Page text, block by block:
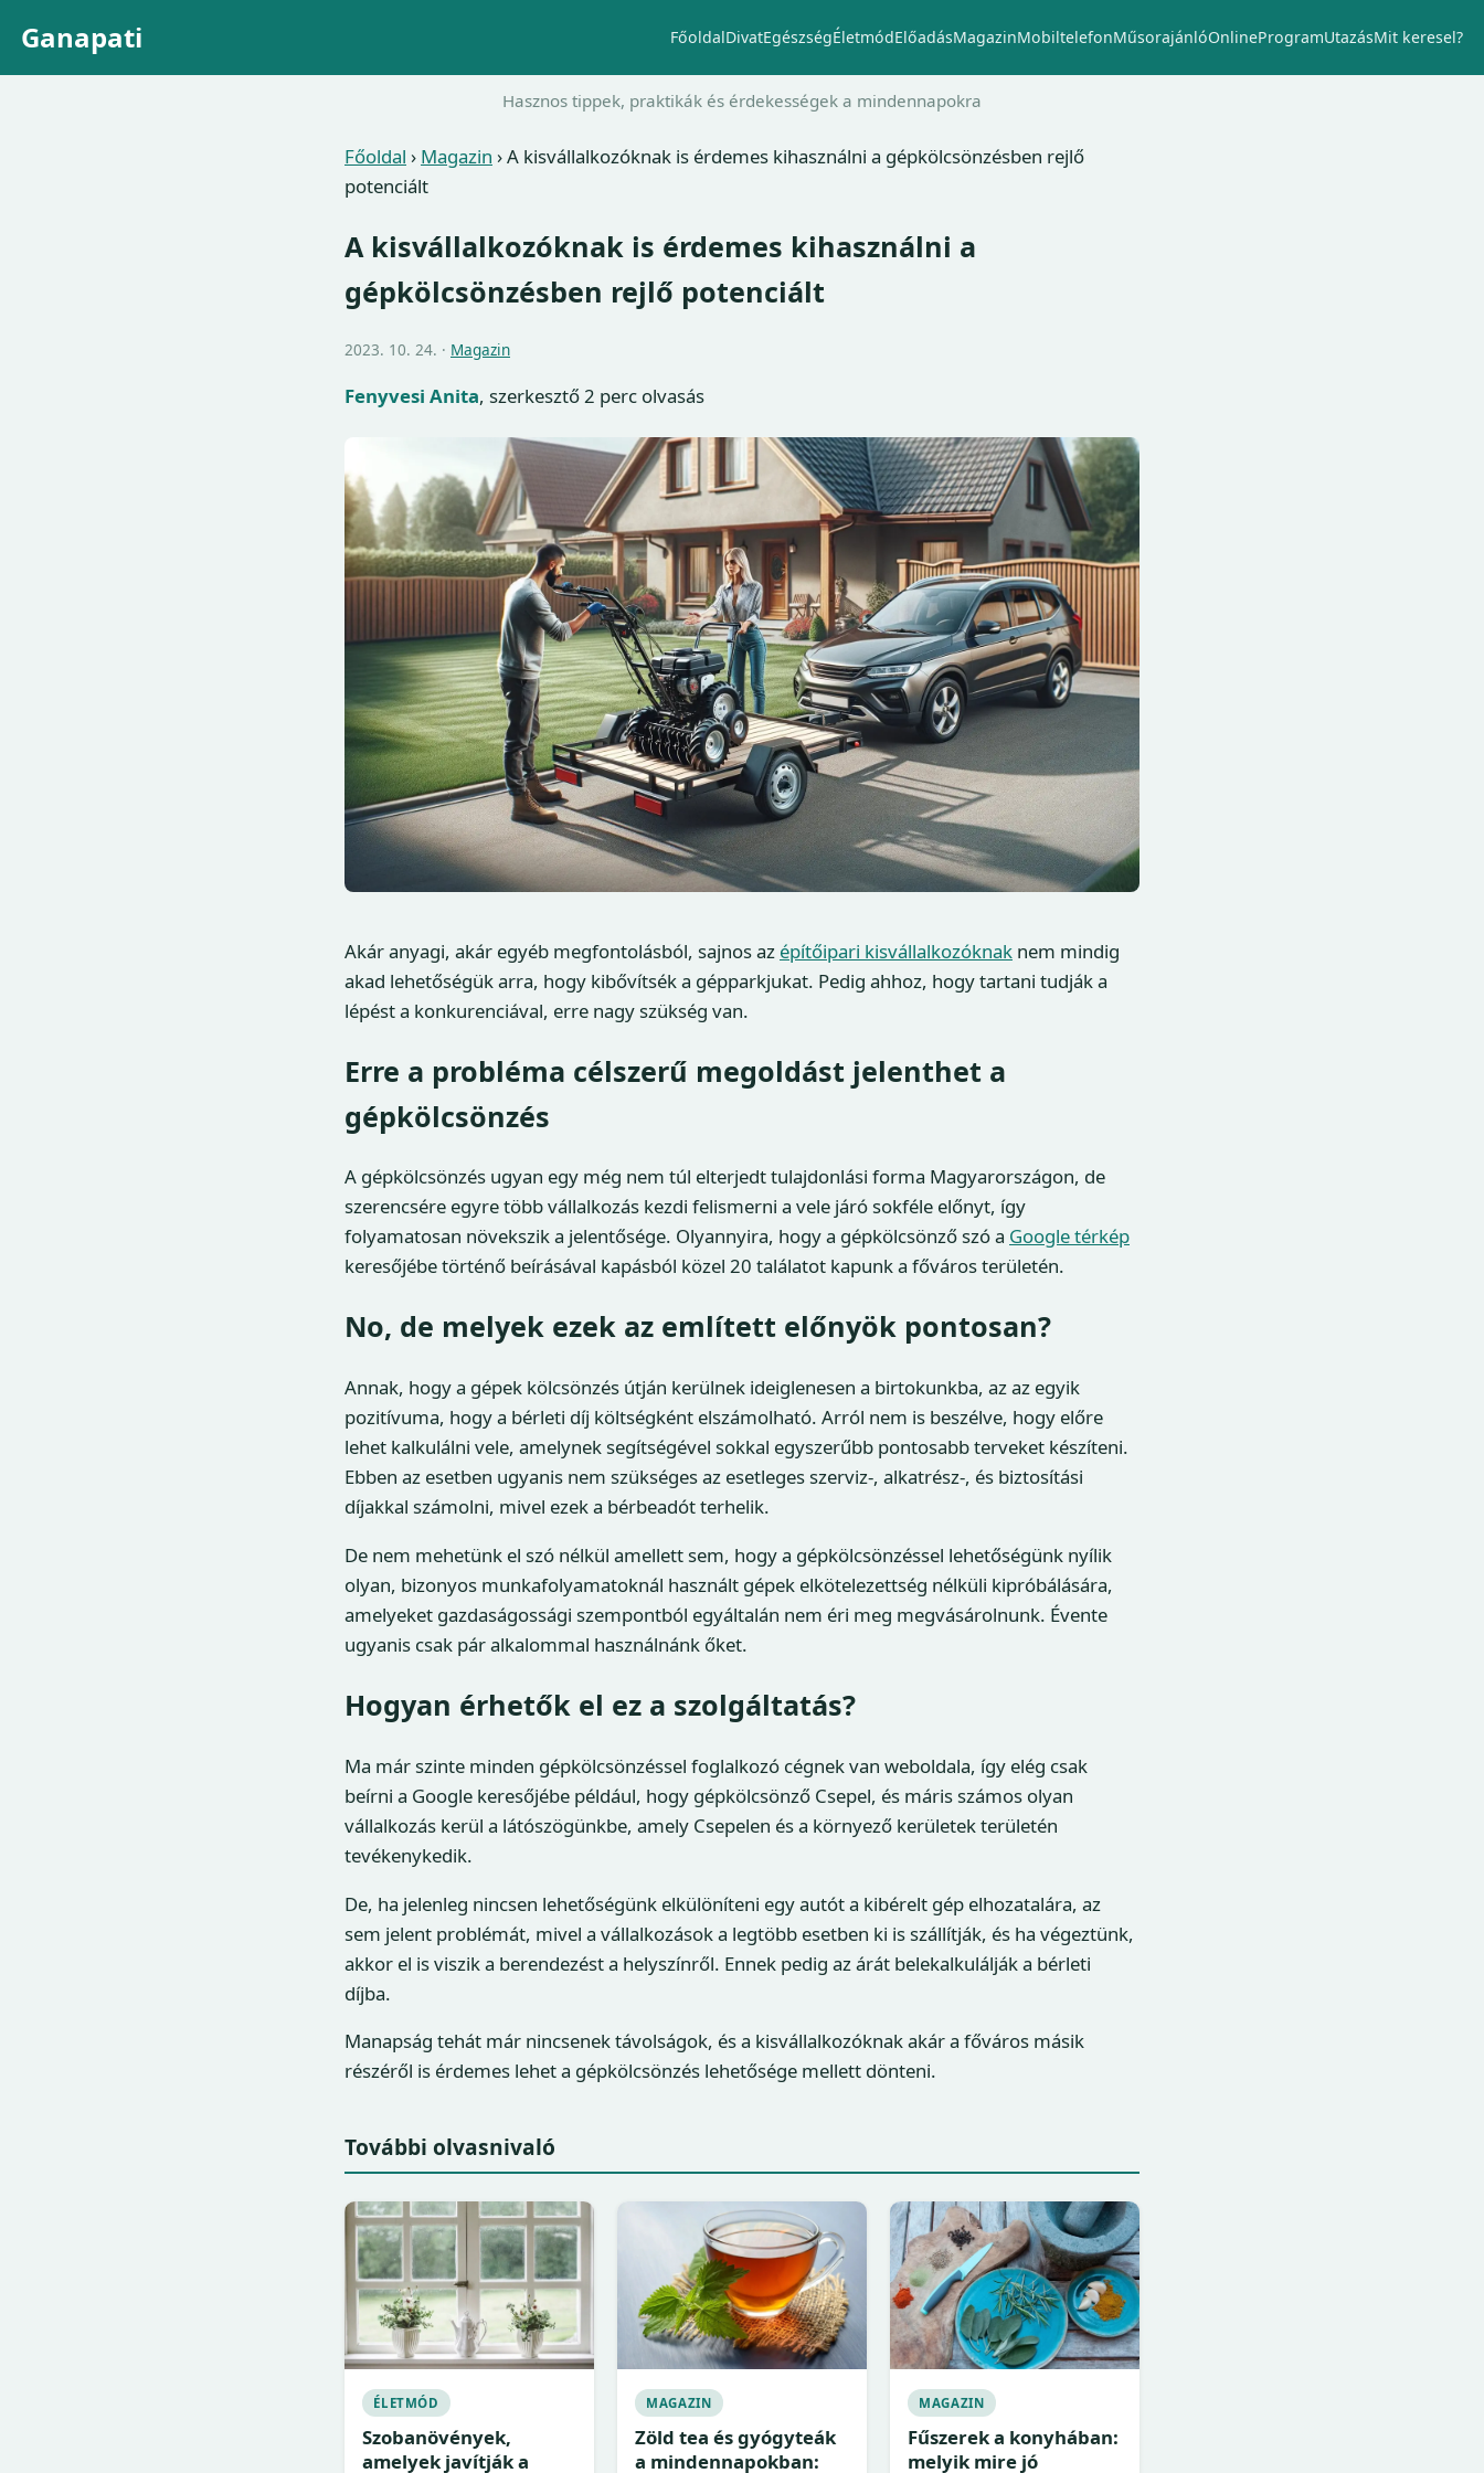
Ganapati FőoldalDivatEgészségÉletmódElőadásMagazinMobiltelefonMűsorajánlóOnlineProgramUtazásMit keresel?
Hasznos tippek, praktikák és érdekességek a mindennapokra
Főoldal › Magazin ›A kisvállalkozóknak is érdemes kihasználni a gépkölcsönzésben rejlő
potenciált
A kisvállalkozóknak is érdemes kihasználni a
gépkölcsönzésben rejlő potenciált
2023. 10. 24. · Magazin
Fenyvesi Anita, szerkesztő 2 perc olvasás
Akár anyagi, akár egyéb megfontolásból, sajnos az építőipari kisvállalkozóknak nem mindig
akad lehetőségük arra, hogy kibővítsék a gépparkjukat. Pedig ahhoz, hogy tartani tudják a
lépést a konkurenciával, erre nagy szükség van.
Erre a probléma célszerű megoldást jelenthet a
gépkölcsönzés
A gépkölcsönzés ugyan egy még nem túl elterjedt tulajdonlási forma Magyarországon, de
szerencsére egyre több vállalkozás kezdi felismerni a vele járó sokféle előnyt, így
folyamatosan növekszik a jelentősége. Olyannyira, hogy a gépkölcsönző szó a Google térkép
keresőjébe történő beírásával kapásból közel 20 találatot kapunk a főváros területén.
No, de melyek ezek az említett előnyök pontosan?
Annak, hogy a gépek kölcsönzés útján kerülnek ideiglenesen a birtokunkba, az az egyik
pozitívuma, hogy a bérleti díj költségként elszámolható. Arról nem is beszélve, hogy előre
lehet kalkulálni vele, amelynek segítségével sokkal egyszerűbb pontosabb terveket készíteni.
Ebben az esetben ugyanis nem szükséges az esetleges szerviz-, alkatrész-, és biztosítási
díjakkal számolni, mivel ezek a bérbeadót terhelik.
De nem mehetünk el szó nélkül amellett sem, hogy a gépkölcsönzéssel lehetőségünk nyílik
olyan, bizonyos munkafolyamatoknál használt gépek elkötelezettség nélküli kipróbálására,
amelyeket gazdaságossági szempontból egyáltalán nem éri meg megvásárolnunk. Évente
ugyanis csak pár alkalommal használnánk őket.
Hogyan érhetők el ez a szolgáltatás?
Ma már szinte minden gépkölcsönzéssel foglalkozó cégnek van weboldala, így elég csak
beírni a Google keresőjébe például, hogy gépkölcsönző Csepel, és máris számos olyan
vállalkozás kerül a látószögünkbe, amely Csepelen és a környező kerületek területén
tevékenykedik.
De, ha jelenleg nincsen lehetőségünk elkülöníteni egy autót a kibérelt gép elhozatalára, az
sem jelent problémát, mivel a vállalkozások a legtöbb esetben ki is szállítják, és ha végeztünk,
akkor el is viszik a berendezést a helyszínről. Ennek pedig az árát belekalkulálják a bérleti
díjba.
Manapság tehát már nincsenek távolságok, és a kisvállalkozóknak akár a főváros másik
részéről is érdemes lehet a gépkölcsönzés lehetősége mellett dönteni.
További olvasnivaló
ÉLETMÓD
Szobanövények,
amelyek javítják a
MAGAZIN
Zöld tea és gyógyteák
a mindennapokban:
MAGAZIN
Fűszerek a konyhában:
melyik mire jó